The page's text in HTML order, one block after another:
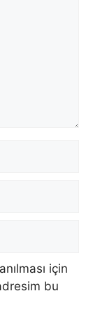
için
bu